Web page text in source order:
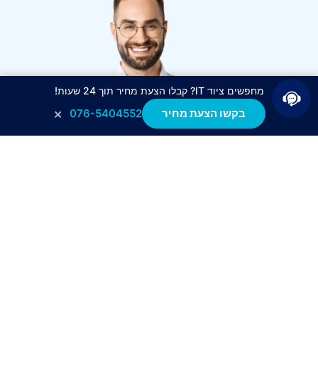
מחפשים ציוד IT? קבלו הצעת מחיר תוך 24 שעות!
בקשו הצעת מחיר 076-5404552
×